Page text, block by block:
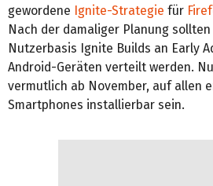
gewordene Ignite-Strategie für
Nach der damaliger Planung
Nutzerbasis Ignite Builds an Early
Android-Geräten verteilt werden.
vermutlich ab November, auf allen
Smartphones installierbar sein.